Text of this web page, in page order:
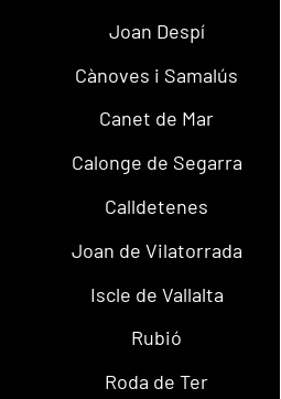
Joan Despí
Cànoves i Samalús
Canet de Mar
Calonge de Segarra
Calldetenes
Joan de Vilatorrada
Iscle de Vallalta
Rubió
Roda de Ter